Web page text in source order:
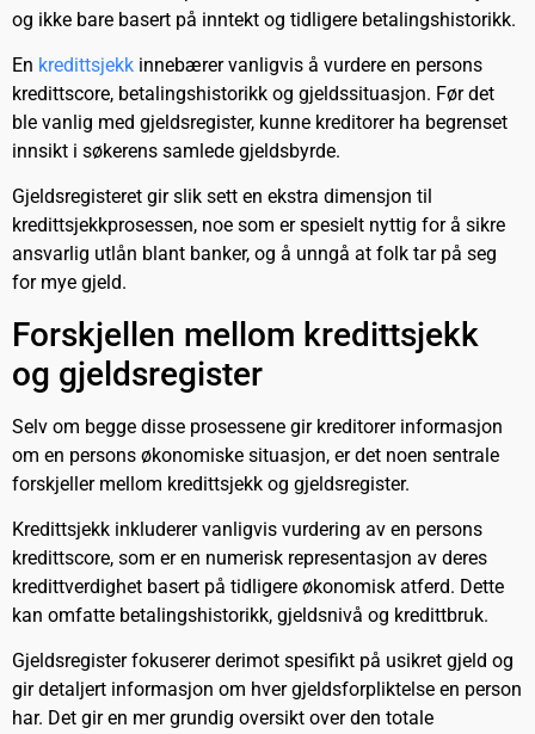
og ikke bare basert på inntekt og tidligere betalingshistorikk.
En kredittsjekk innebærer vanligvis å vurdere en persons
kredittscore, betalingshistorikk og gjeldssituasjon. Før det
ble vanlig med gjeldsregister, kunne kreditorer ha begrenset
innsikt i søkerens samlede gjeldsbyrde.
Gjeldsregisteret gir slik sett en ekstra dimensjon til
kredittsjekkprosessen, noe som er spesielt nyttig for å sikre
ansvarlig utlån blant banker, og å unngå at folk tar på seg
for mye gjeld.
Forskjellen mellom kredittsjekk
og gjeldsregister
Selv om begge disse prosessene gir kreditorer informasjon
om en persons økonomiske situasjon, er det noen sentrale
forskjeller mellom kredittsjekk og gjeldsregister.
Kredittsjekk inkluderer vanligvis vurdering av en persons
kredittscore, som er en numerisk representasjon av deres
kredittverdighet basert på tidligere økonomisk atferd. Dette
kan omfatte betalingshistorikk, gjeldsnivå og kredittbruk.
Gjeldsregister fokuserer derimot spesifikt på usikret gjeld og
gir detaljert informasjon om hver gjeldsforpliktelse en person
har. Det gir en mer grundig oversikt over den totale